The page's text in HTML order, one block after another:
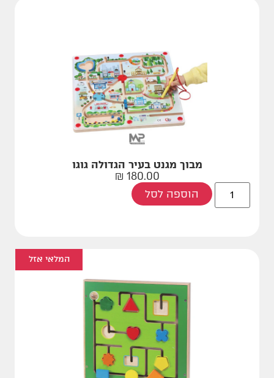
מבוך מגנט בעיר הגדולה גוגו
180.00
₪
הוספה לסל
המלאי אזל